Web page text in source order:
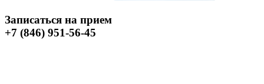
Записаться на прием
+7 (846) 951-56-45